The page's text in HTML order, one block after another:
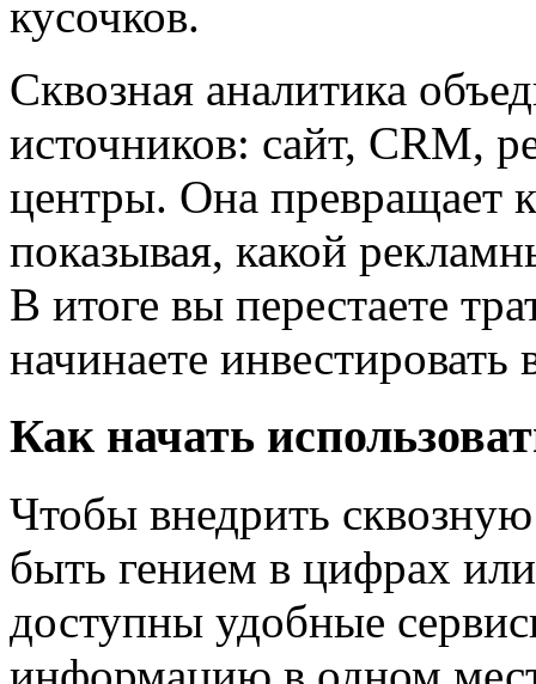
кусочков.
Сквозная аналитика
источников: сайт, CRM,
центры. Она превращает
показывая, какой
В итоге вы перестаете
начинаете
Как начать
Чтобы внедрить сквозную
быть гением в цифрах
доступны удобные